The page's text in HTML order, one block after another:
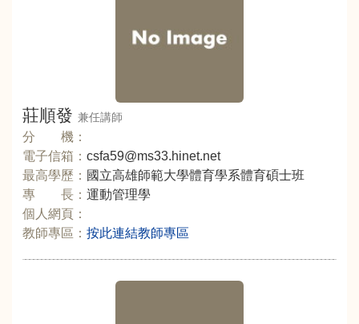
莊順發 兼任講師
分 機：
電子信箱： csfa59@ms33.hinet.net
最高學歷： 國立高雄師範大學體育學系體育碩士班
專 長： 運動管理學
個人網頁：
教師專區： 按此連結教師專區